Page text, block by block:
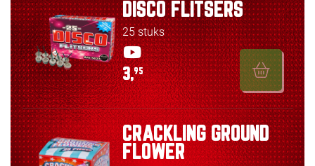
DISCO FLITSERS
25 stuks
3,95
CRACKLING GROUND
FLOWER